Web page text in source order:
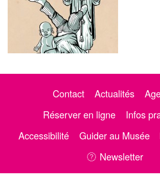
Contact Actualités
Réserver en ligne
Infos
Accessibilité
Guider au Musée
Newsletter